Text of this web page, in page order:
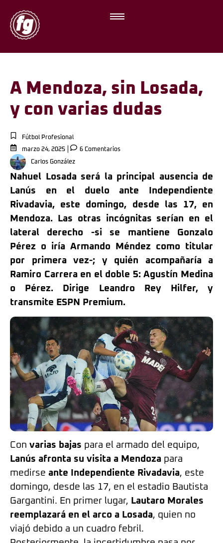
A Mendoza, sin Losada,
y con varias dudas
Fútbol Profesional
marzo 24, 2025
6 Comentarios
Carlos González
Nahuel Losada será la principal ausencia de
Lanús en el duelo ante Independiente
Rivadavia, este domingo, desde las 17, en
Mendoza. Las otras incógnitas serían en el
lateral derecho -si se mantiene Gonzalo
Pérez o iría Armando Méndez como titular
por primera vez-; y quién acompañaría a
Ramiro Carrera en el doble 5: Agustín Medina
o Pérez. Dirige Leandro Rey Hilfer, y
transmite ESPN Premium.
Con varias bajas para el armado del equipo,
Lanús afronta su visita a Mendoza para
medirse ante Independiente Rivadavia, este
domingo, desde las 17, en el estadio Bautista
Gargantini. En primer lugar, Lautaro Morales
reemplazará en el arco a Losada, quien no
viajó debido a un cuadro febril.